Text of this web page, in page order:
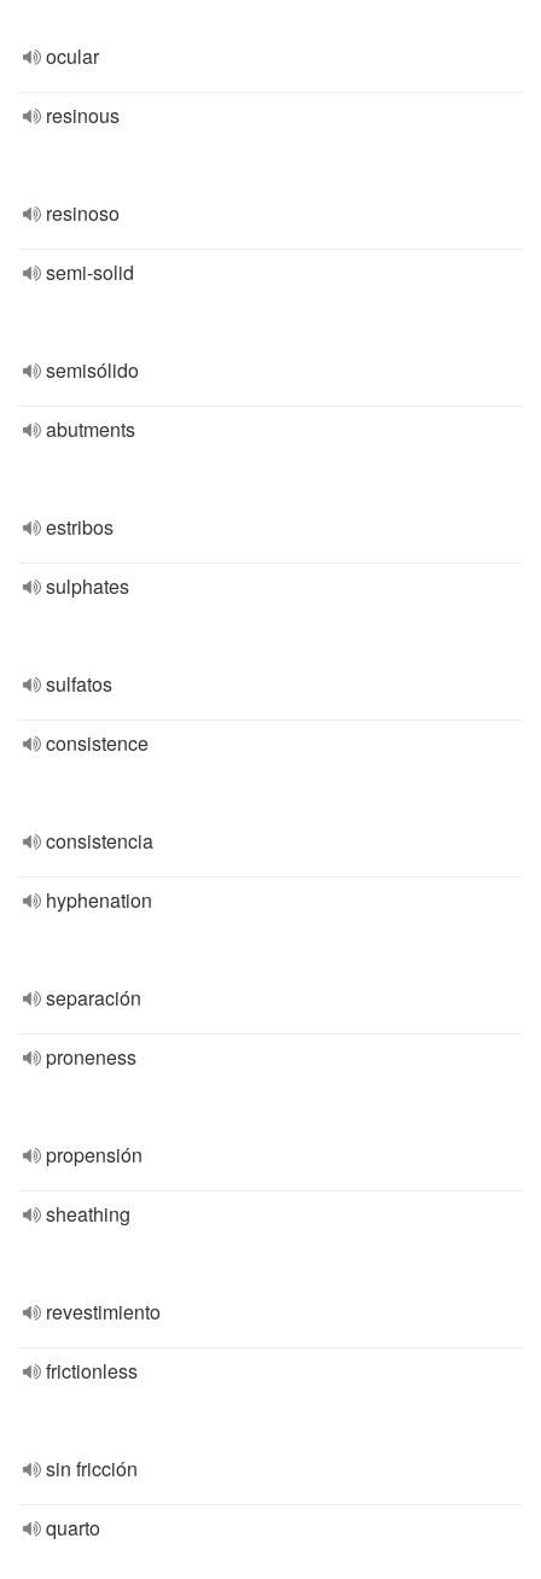
ocular
resinous
resinoso
semi-solid
semisólido
abutments
estribos
sulphates
sulfatos
consistence
consistencia
hyphenation
separación
proneness
propensión
sheathing
revestimiento
frictionless
sin fricción
quarto